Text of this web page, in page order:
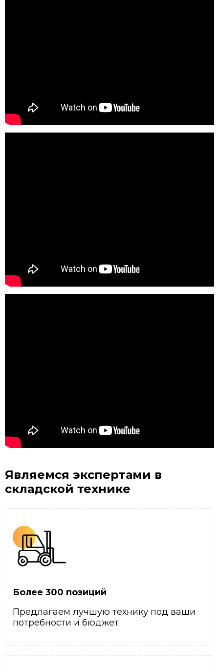
Являемся экспертами в
складской технике
Более 300 позиций
Предлагаем лучшую технику под ваши
потребности и бюджет